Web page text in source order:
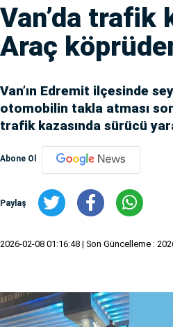
Van’da trafik
Araç
Van’ın Edremit ilçesinde
otomobilin takla atması
trafik kazasında sürücü
Abone Ol
Paylaş
2026-02-08 01:16:48 | Son Güncelleme :